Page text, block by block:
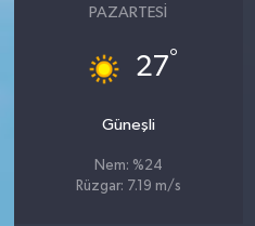
PAZARTESI
27°
Güneşli
Nem: %24
Rüzgar: 7.19 m/s